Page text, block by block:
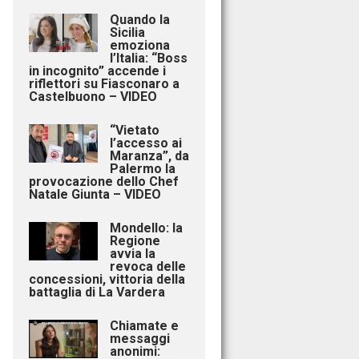
Quando la
Sicilia
emoziona
l’Italia: “Boss
in incognito” accende i
riflettori su Fiasconaro a
Castelbuono – VIDEO
“Vietato
l’accesso ai
Maranza”, da
Palermo la
provocazione dello Chef
Natale Giunta – VIDEO
Mondello: la
Regione
avvia la
revoca delle
concessioni, vittoria della
battaglia di La Vardera
Chiamate e
messaggi
anonimi: